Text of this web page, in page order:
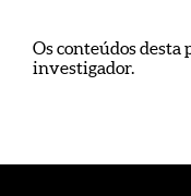
Os conteúdos desta
investigador.